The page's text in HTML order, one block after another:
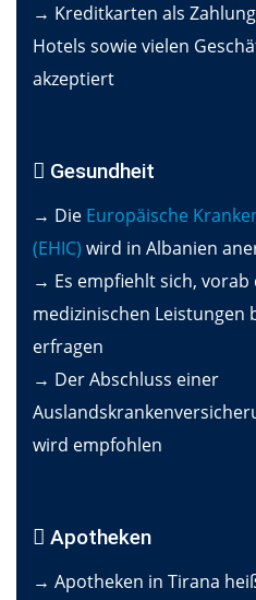
→ Kreditkarten als
Hotels sowie vielen
akzeptiert
Gesundheit
→ Die Europäische
(EHIC) wird in Albanien
→ Es empfiehlt sich,
medizinischen Leistungen
erfragen
→ Der Abschluss einer
wird empfohlen
Apotheken
→ Apotheken in Tirana